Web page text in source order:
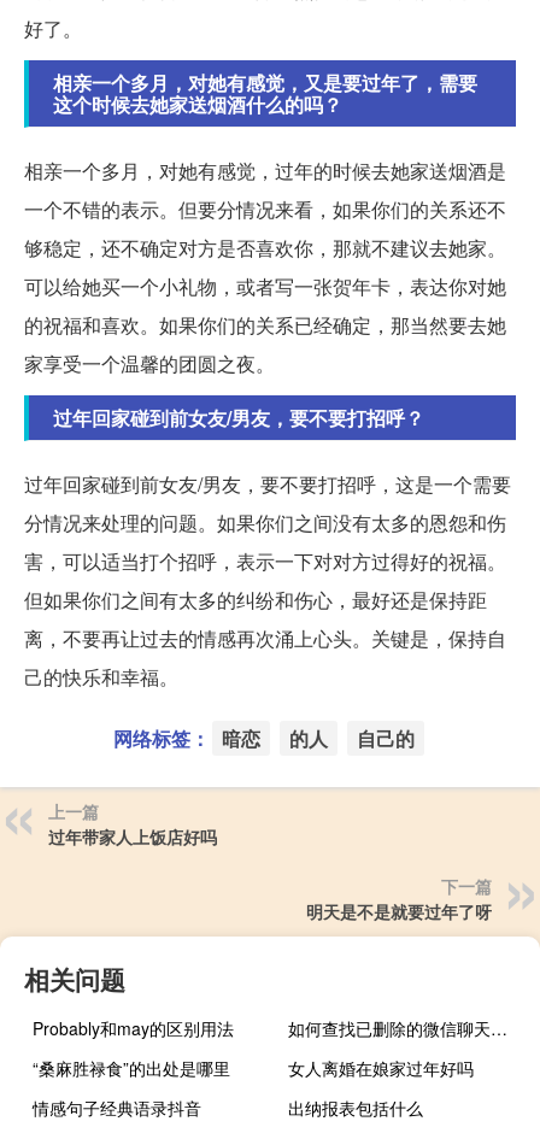
好了。
相亲一个多月，对她有感觉，又是要过年了，需要
这个时候去她家送烟酒什么的吗？
相亲一个多月，对她有感觉，过年的时候去她家送烟酒是
一个不错的表示。但要分情况来看，如果你们的关系还不
够稳定，还不确定对方是否喜欢你，那就不建议去她家。
可以给她买一个小礼物，或者写一张贺年卡，表达你对她
的祝福和喜欢。如果你们的关系已经确定，那当然要去她
家享受一个温馨的团圆之夜。
过年回家碰到前女友/男友，要不要打招呼？
过年回家碰到前女友/男友，要不要打招呼，这是一个需要
分情况来处理的问题。如果你们之间没有太多的恩怨和伤
害，可以适当打个招呼，表示一下对对方过得好的祝福。
但如果你们之间有太多的纠纷和伤心，最好还是保持距
离，不要再让过去的情感再次涌上心头。关键是，保持自
己的快乐和幸福。
网络标签： 暗恋 的人 自己的
上一篇
过年带家人上饭店好吗
下一篇
明天是不是就要过年了呀
相关问题
Probably和may的区别用法
如何查找已删除的微信聊天记（如何查找已删除的微信聊天记录）
“桑麻胜禄食”的出处是哪里
女人离婚在娘家过年好吗
情感句子经典语录抖音
出纳报表包括什么